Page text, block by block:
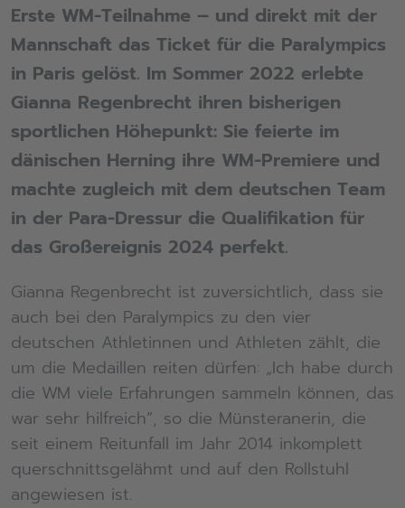
Erste WM-Teilnahme – und direkt mit der
Mannschaft das Ticket für die Paralympics
in Paris gelöst. Im Sommer 2022 erlebte
Gianna Regenbrecht ihren bisherigen
sportlichen Höhepunkt: Sie feierte im
dänischen Herning ihre WM-Premiere und
machte zugleich mit dem deutschen Team
in der Para-Dressur die Qualifikation für
das Großereignis 2024 perfekt.
Gianna Regenbrecht ist zuversichtlich, dass sie
auch bei den Paralympics zu den vier
deutschen Athletinnen und Athleten zählt, die
um die Medaillen reiten dürfen: „Ich habe durch
die WM viele Erfahrungen sammeln können, das
war sehr hilfreich“, so die Münsteranerin, die
seit einem Reitunfall im Jahr 2014 inkomplett
querschnittsgelähmt und auf den Rollstuhl
angewiesen ist.